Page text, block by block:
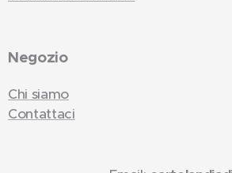
Negozio
Chi siamo
Contattaci